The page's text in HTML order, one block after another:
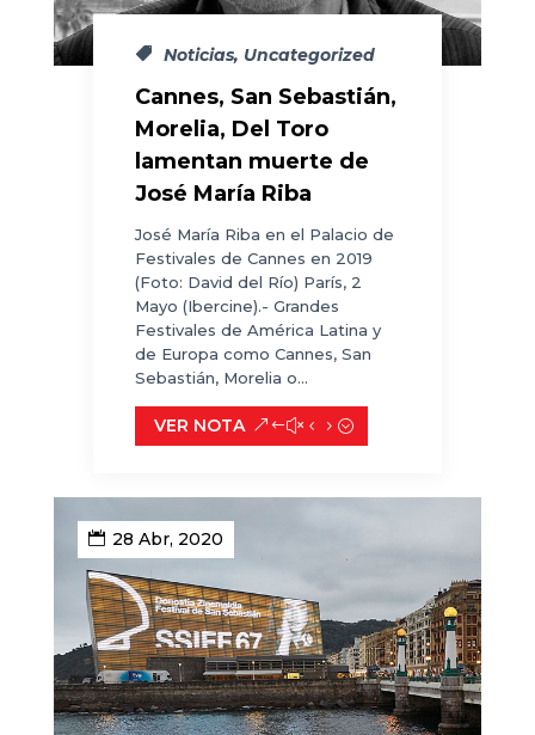
Noticias, Uncategorized
Cannes, San Sebastián,
Morelia, Del Toro
lamentan muerte de
José María Riba
José María Riba en el Palacio de
Festivales de Cannes en 2019
(Foto: David del Río) París, 2
Mayo (Ibercine).- Grandes
Festivales de América Latina y
de Europa como Cannes, San
Sebastián, Morelia o...
VER NOTA
28 Abr, 2020